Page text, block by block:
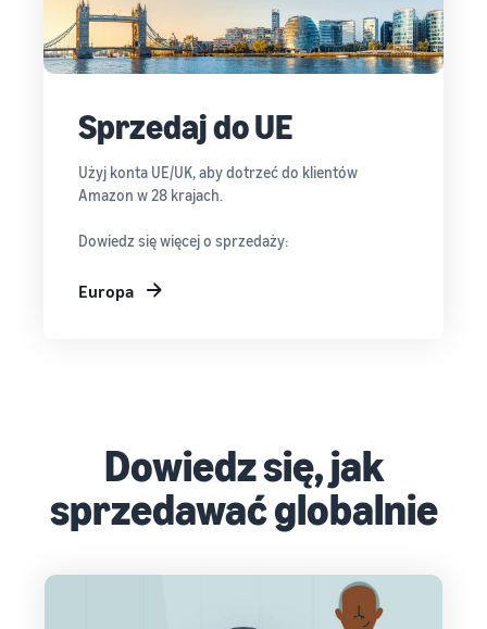
Sprzedaj do UE
Użyj konta UE/UK, aby dotrzeć do klientów
Amazon w 28 krajach.
Dowiedz się więcej o sprzedaży:
Europa
Dowiedz się, jak
sprzedawać globalnie